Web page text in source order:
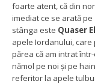
foarte atent, că din
imediat ce se arată
stânga este Quaser
apele Iordanului, care
părea că am intrat
nămol pe noi și pe
referitor la apele